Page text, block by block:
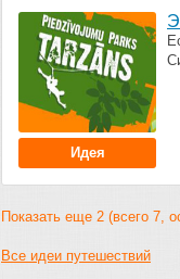
Идея
Показать еще 2 (всего 7,
Все идеи путешествий